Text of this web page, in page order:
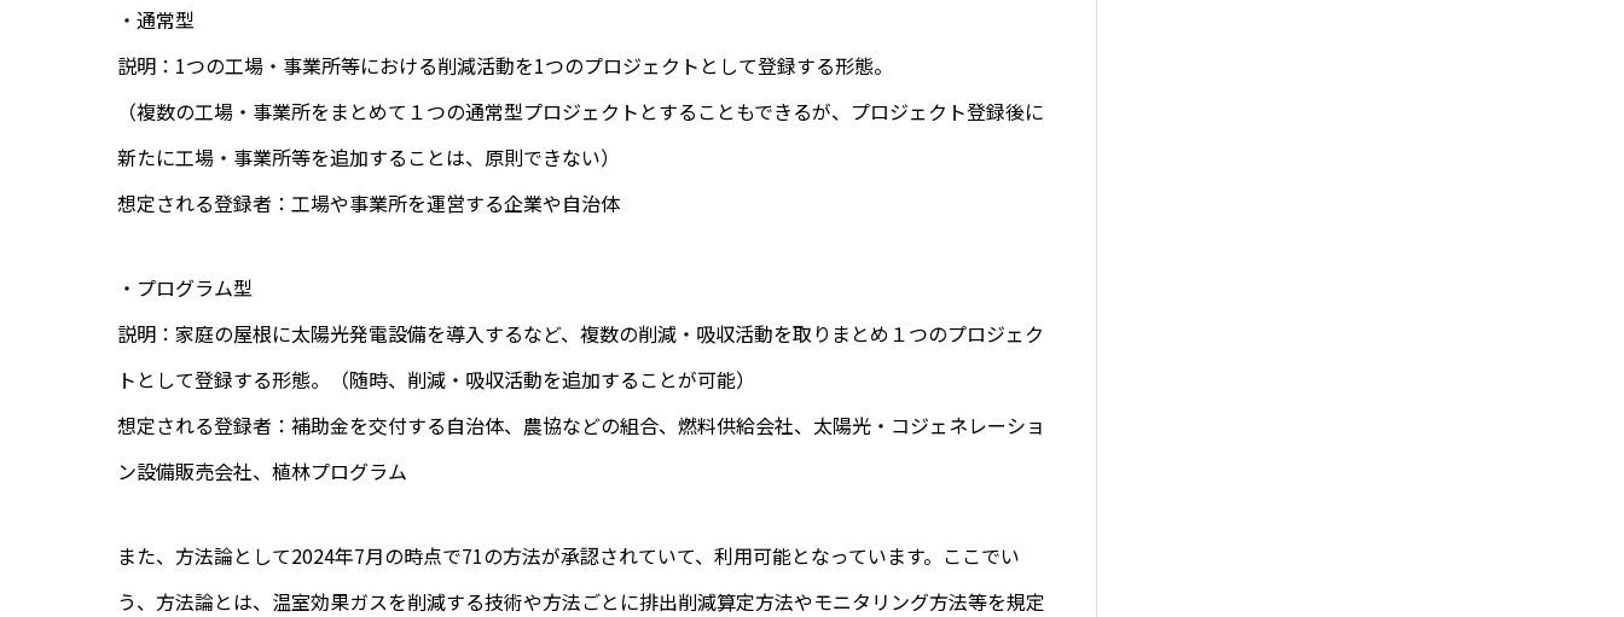
・通常型
説明：1つの工場・事業所等における削減活動を1つのプロジェクトとして登録する形態。
（複数の工場・事業所をまとめて１つの通常型プロジェクトとすることもできるが、プロジェクト登録後に
新たに工場・事業所等を追加することは、原則できない）
想定される登録者：工場や事業所を運営する企業や自治体
・プログラム型
説明：家庭の屋根に太陽光発電設備を導入するなど、複数の削減・吸収活動を取りまとめ１つのプロジェク
トとして登録する形態。（随時、削減・吸収活動を追加することが可能）
想定される登録者：補助金を交付する自治体、農協などの組合、燃料供給会社、太陽光・コジェネレーショ
ン設備販売会社、植林プログラム
また、方法論として2024年7月の時点で71の方法が承認されていて、利用可能となっています。ここでい
う、方法論とは、温室効果ガスを削減する技術や方法ごとに排出削減算定方法やモニタリング方法等を規定